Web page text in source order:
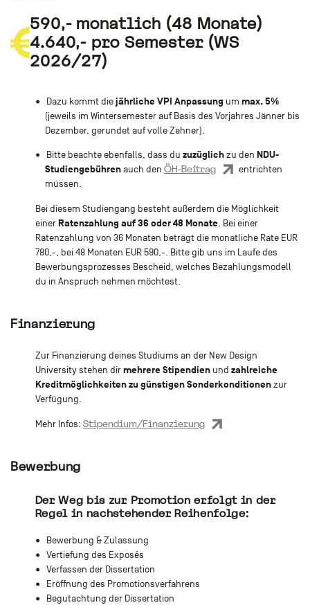
590,- monatlich (48 Monate)
4.640,- pro Semester (WS
2026/27)
Dazu kommt die jährliche VPI Anpassung ummax. 5%
(jeweils im Wintersemester auf Basis des Vorjahres Jänner bis
Dezember, gerundet auf volle Zehner).
Bitte beachte ebenfalls, dass duzuzüglich zu den NDU-
Studiengebührenauch den ÖH-Beitrag
entrichten
müssen.
Bei diesem Studiengang besteht außerdem die Möglichkeit
einer Ratenzahlung auf 36 oder 48 Monate . Bei einer
Ratenzahlung von 36 Monaten beträgt die monatliche Rate EUR
780,-, bei 48 Monaten EUR 590,-. Bitte gib uns im Laufe des
Bewerbungsprozesses Bescheid, welches Bezahlungsmodell
du in Anspruch nehmen möchtest.
Finanzierung
Zur Finanzierung deines Studiums an der New Design
University stehen dir mehrere Stipendienund zahlreiche
Kreditmöglichkeiten zu günstigen Sonderkonditionenzur
Verfügung.
Mehr Infos: Stipendium/Finanzierung
Bewerbung
Der Weg bis zur Promotion erfolgt in der
Regel in nachstehender Reihenfolge:
Bewerbung & Zulassung
Vertiefung des Exposés
Verfassen der Dissertation
Eröffnung des Promotionsverfahrens
Begutachtung der Dissertation